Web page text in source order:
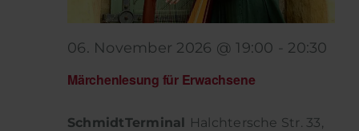
Märchenlesung für Erwachsene
06. November 2026 @ 19:00 - 20:30
SchmidtTerminal Halchtersche Str. 33,